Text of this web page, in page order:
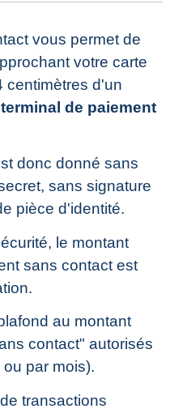
vous permet de
votre carte
centimètres d'un
terminal de paiement
donc donné sans
sans signature
pièce d'identité.
le montant
sans contact est
au montant
contact" autorisés
par mois).
transactions